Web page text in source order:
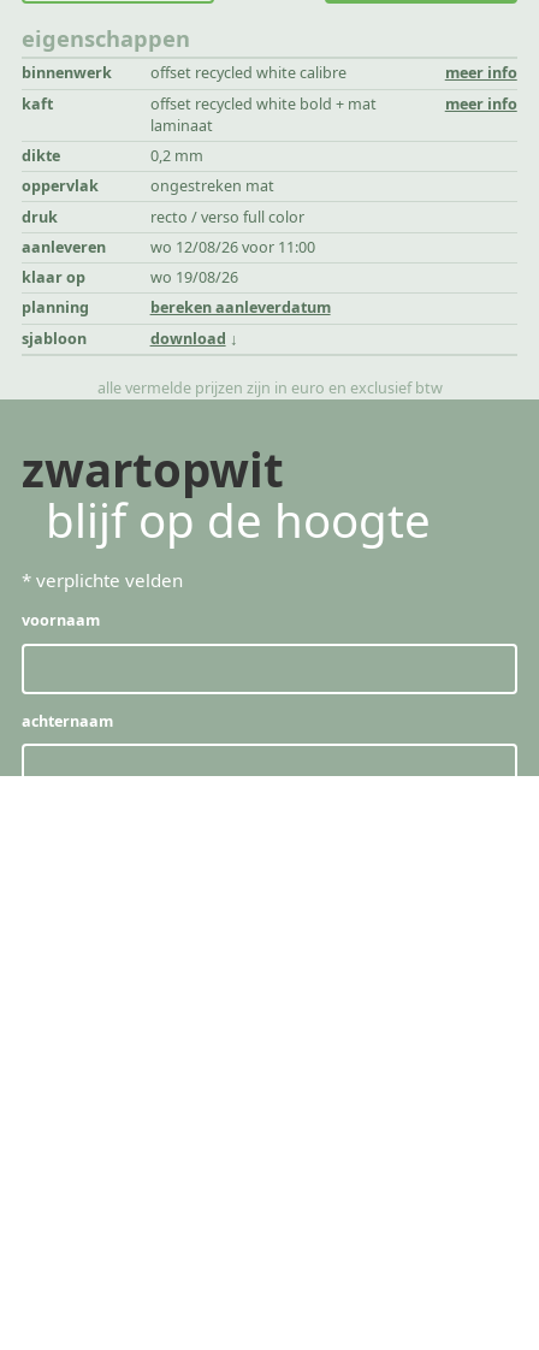
eigenschappen
binnenwerk offset recycled white calibre
meer info
kaft
offset recycled white bold + mat
laminaat
meer info
dikte
0,2 mm
oppervlak
ongestreken mat
druk
recto / verso full color
aanleveren
wo 12/08/26 voor 11:00
klaar op
wo 19/08/26
planning
bereken aanleverdatum
sjabloon
download
alle vermelde prijzen zijn in euro en exclusief btw
zwartopwit
blijf op de hoogte
* verplichte velden
voornaam
achternaam